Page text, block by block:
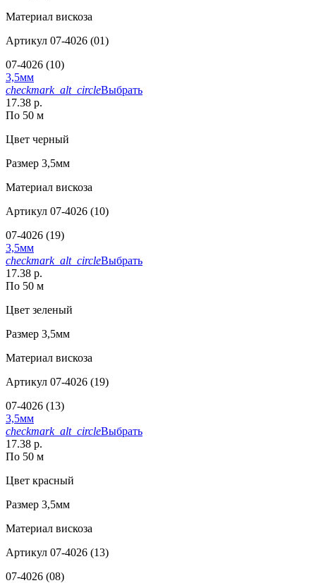
Материал вискоза
Артикул 07-4026 (01)
07-4026 (10)
3,5мм
checkmark_alt_circleВыбрать
17.38 р.
По 50 м
Цвет черный
Размер 3,5мм
Материал вискоза
Артикул 07-4026 (10)
07-4026 (19)
3,5мм
checkmark_alt_circleВыбрать
17.38 р.
По 50 м
Цвет зеленый
Размер 3,5мм
Материал вискоза
Артикул 07-4026 (19)
07-4026 (13)
3,5мм
checkmark_alt_circleВыбрать
17.38 р.
По 50 м
Цвет красный
Размер 3,5мм
Материал вискоза
Артикул 07-4026 (13)
07-4026 (08)